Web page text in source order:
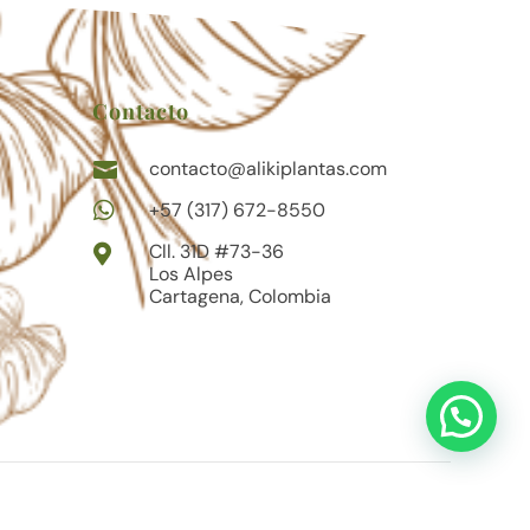
Contacto

contacto@alikiplantas.com

+57 (317) 672-8550

Cll. 31D #73-36
Los Alpes
Cartagena, Colombia